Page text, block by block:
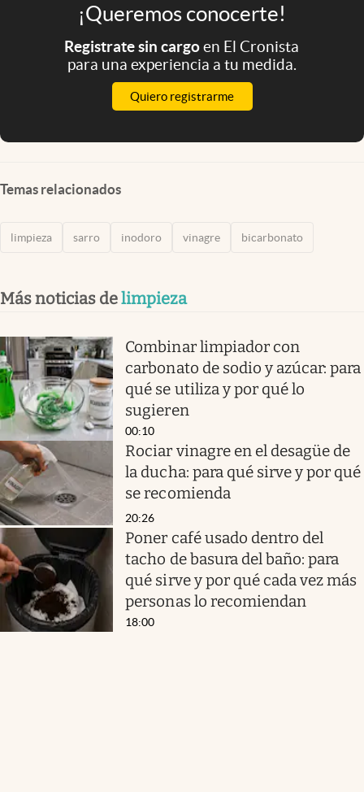
¡Queremos conocerte!
Registrate sin cargoen El Cronista
para una experiencia a tu medida.
Quiero registrarme
Temas relacionados
limpieza sarro inodoro vinagre bicarbonato
Más noticias delimpieza
Combinar limpiador con
carbonato de sodio y azúcar: para
qué se utiliza y por qué lo
sugieren
00:10
Rociar vinagre en el desagüe de
la ducha: para qué sirve y por qué
se recomienda
20:26
Poner café usado dentro del
tacho de basura del baño: para
qué sirve y por qué cada vez más
personas lo recomiendan
18:00